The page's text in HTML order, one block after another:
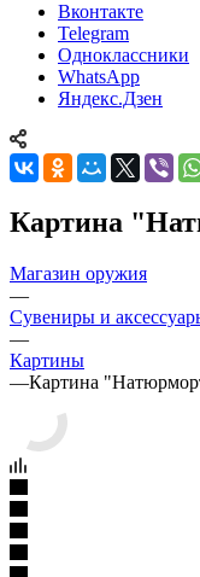
Вконтакте
Telegram
Одноклассники
WhatsApp
Яндекс.Дзен
Картина
Магазин оружия
—
Сувениры и
—
Картины
—Картина